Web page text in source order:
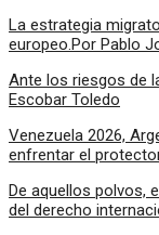
La estrategia
europeo.Por Pablo
Ante los riesgos de
Escobar Toledo
Venezuela 2026,
enfrentar el
De aquellos polvos,
del derecho